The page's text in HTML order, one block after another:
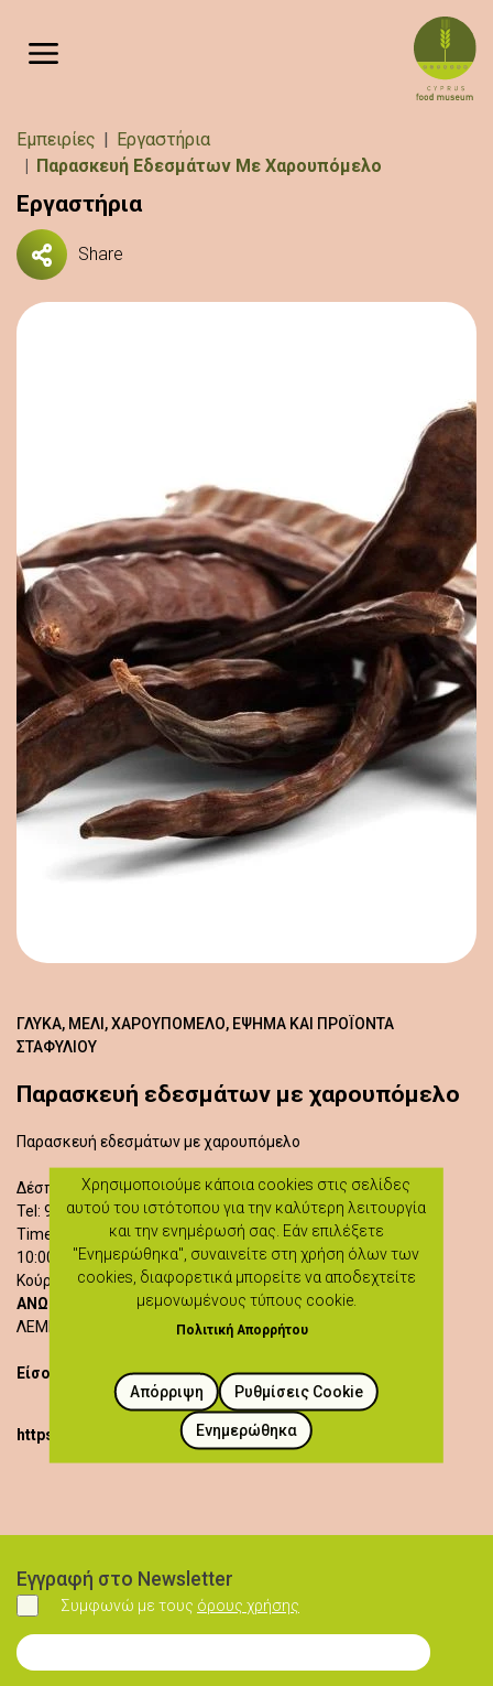
Breadcrumb
Εμπειρίες
Εργαστήρια
Παρασκευή Εδεσμάτων Με Χαρουπόμελο
Εργαστήρια
Share
ΓΛΥΚΆ, ΜΈΛΙ, ΧΑΡΟΥΠΌΜΕΛΟ, ΈΨΗΜΑ ΚΑΙ ΠΡΟΪΌΝΤΑ
ΣΤΑΦΥΛΙΟΎ
Παρασκευή εδεσμάτων με χαρουπόμελο
Παρασκευή εδεσμάτων με χαρουπόμελο
Δέσποινα Γεωργίου
Tel: 99765078
Time of Activities:
10:00 - 12:00
Κούρτελου 6
ΑΝΩΓΥΡΑ
ΛΕΜΕΣΟΣ
Είσοδος δωρεάν
https://heartlandoflegends.com/workshops/
Εγγραφή στο Newsletter
Συμφωνώ
Συμφωνώ με τους όρους χρήσης
Εγγραφή στο Newsletter
Χρησιμοποιούμε κάποια cookies στις σελίδες
αυτού του ιστότοπου για την καλύτερη λειτουργία
και την ενημέρωσή σας. Εάν επιλέξετε
"Ενημερώθηκα", συναινείτε στη χρήση όλων των
cookies, διαφορετικά μπορείτε να αποδεχτείτε
μεμονωμένους τύπους cookie.
Πολιτική Απορρήτου
Ρυθμίσεις Cookie
Απόρριψη
Ενημερώθηκα